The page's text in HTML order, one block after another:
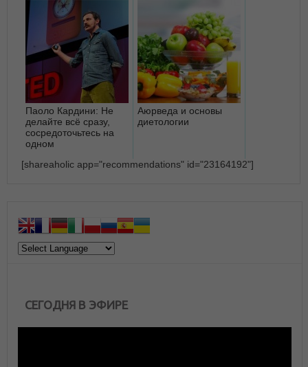
Паоло Кардини: Не
делайте всё сразу,
сосредоточьтесь на
одном
Аюрведа и основы
диетологии
[shareaholic app="recommendations" id="23164192"]
СЕГОДНЯ В ЭФИРЕ